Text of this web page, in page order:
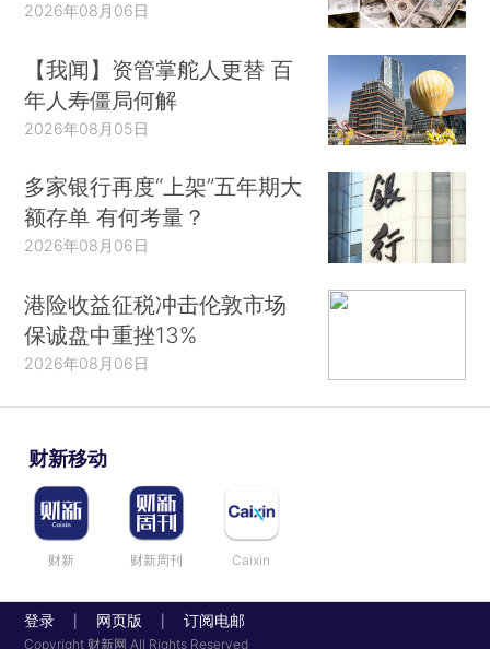
2026年08月06日
【我闻】资管掌舵人更替 百
年人寿僵局何解
2026年08月05日
多家银行再度“上架”五年期大
额存单 有何考量？
2026年08月06日
港险收益征税冲击伦敦市场
保诚盘中重挫13%
2026年08月06日
财新移动
财新 财新周刊 Caixin
登录 网页版 订阅电邮
Copyright 财新网 All Rights Reserved